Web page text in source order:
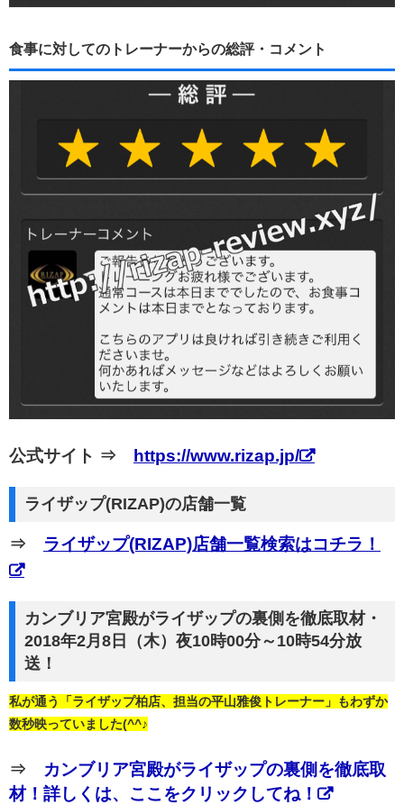
食事に対してのトレーナーからの総評・コメント
公式サイト ⇒ https://www.rizap.jp/
ライザップ(RIZAP)の店舗一覧
⇒ ライザップ(RIZAP)店舗一覧検索はコチラ！
カンブリア宮殿がライザップの裏側を徹底取材・
2018年2月8日（木）夜10時00分～10時54分放
送！
私が通う「ライザップ柏店、担当の平山雅俊トレーナー」もわずか
数秒映っていました(^^♪
⇒ カンブリア宮殿がライザップの裏側を徹底取
材！詳しくは、ここをクリックしてね！